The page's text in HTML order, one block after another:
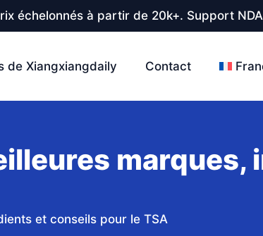
échelonnés à partir de 20k+. Support
de Xiangxiangdaily Contact
marques,
et conseils pour le TSA